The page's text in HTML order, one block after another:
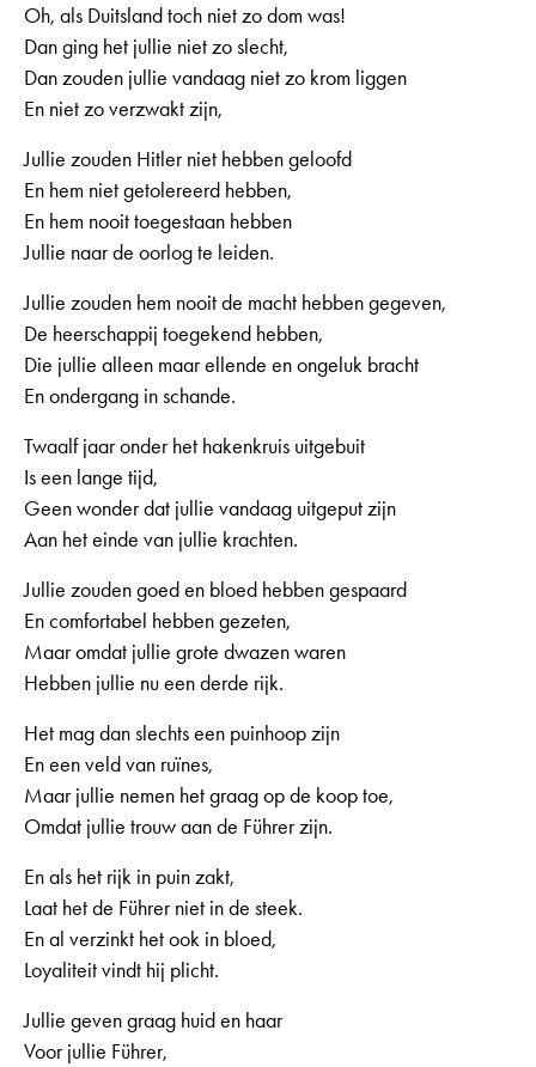
Oh, als Duitsland toch niet zo dom was!
Dan ging het jullie niet zo slecht,
Dan zouden jullie vandaag niet zo krom liggen
En niet zo verzwakt zijn,
Jullie zouden Hitler niet hebben geloofd
En hem niet getolereerd hebben,
En hem nooit toegestaan hebben
Jullie naar de oorlog te leiden.
Jullie zouden hem nooit de macht hebben gegeven,
De heerschappij toegekend hebben,
Die jullie alleen maar ellende en ongeluk bracht
En ondergang in schande.
Twaalf jaar onder het hakenkruis uitgebuit
Is een lange tijd,
Geen wonder dat jullie vandaag uitgeput zijn
Aan het einde van jullie krachten.
Jullie zouden goed en bloed hebben gespaard
En comfortabel hebben gezeten,
Maar omdat jullie grote dwazen waren
Hebben jullie nu een derde rijk.
Het mag dan slechts een puinhoop zijn
En een veld van ruïnes,
Maar jullie nemen het graag op de koop toe,
Omdat jullie trouw aan de Führer zijn.
En als het rijk in puin zakt,
Laat het de Führer niet in de steek.
En al verzinkt het ook in bloed,
Loyaliteit vindt hij plicht.
Jullie geven graag huid en haar
Voor jullie Führer,